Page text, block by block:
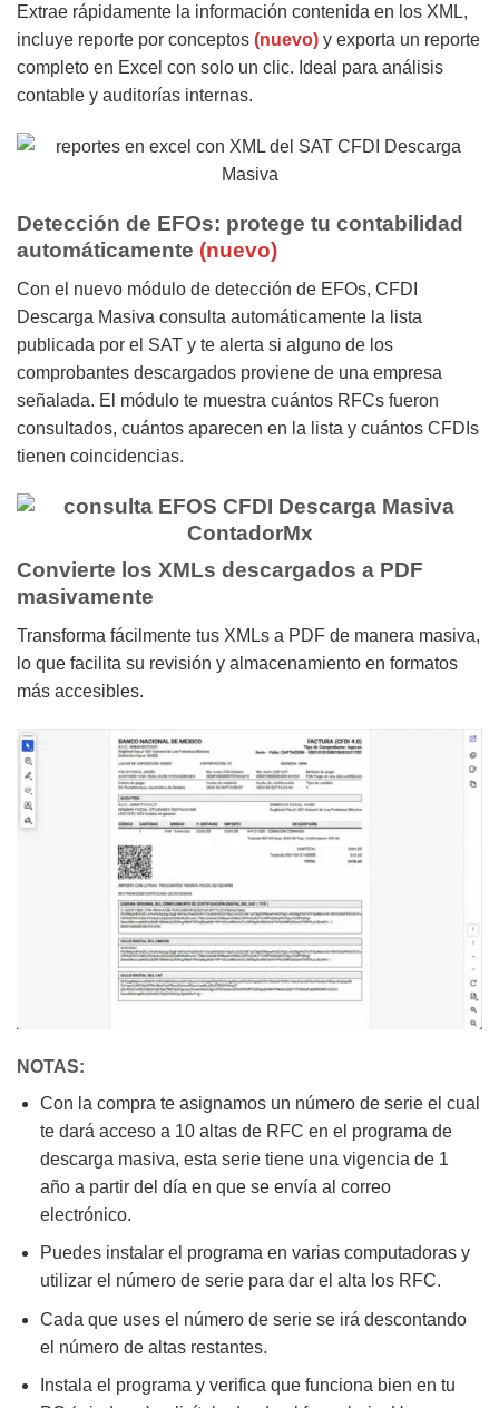
Extrae rápidamente la información contenida en los XML,
incluye reporte por conceptos (nuevo) y exporta un reporte
completo en Excel con solo un clic. Ideal para análisis
contable y auditorías internas.
Detección de EFOs: protege tu contabilidad
automáticamente (nuevo)
Con el nuevo módulo de detección de EFOs, CFDI
Descarga Masiva consulta automáticamente la lista
publicada por el SAT y te alerta si alguno de los
comprobantes descargados proviene de una empresa
señalada. El módulo te muestra cuántos RFCs fueron
consultados, cuántos aparecen en la lista y cuántos CFDIs
tienen coincidencias.
Convierte los XMLs descargados a PDF
masivamente
Transforma fácilmente tus XMLs a PDF de manera masiva,
lo que facilita su revisión y almacenamiento en formatos
más accesibles.
NOTAS:
Con la compra te asignamos un número de serie el cual
te dará acceso a 10 altas de RFC en el programa de
descarga masiva, esta serie tiene una vigencia de 1
año a partir del día en que se envía al correo
electrónico.
Puedes instalar el programa en varias computadoras y
utilizar el número de serie para dar el alta los RFC.
Cada que uses el número de serie se irá descontando
el número de altas restantes.
Instala el programa y verifica que funciona bien en tu